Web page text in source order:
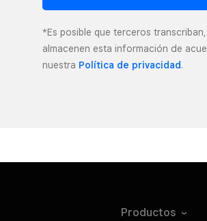
*Es posible que terceros
almacenen esta información de
nuestra Política de privacidad.
Productos